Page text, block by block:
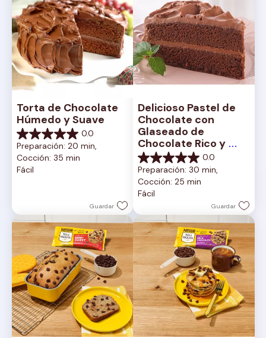
Torta de Chocolate
Húmedo y Suave
0.0
0.0
de
5
estrellas.
Preparación: 20 min,
Cocción: 35 min
Fácil
Guardar
Delicioso Pastel de
Chocolate con
Glaseado de
Chocolate Rico y
Cremoso
0.0
0.0
de
5
estrellas.
Preparación: 30 min,
Cocción: 25 min
Fácil
Guardar